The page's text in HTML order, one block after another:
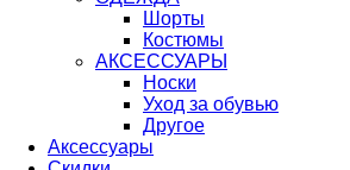
Шорты
Костюмы
АКСЕССУАРЫ
Носки
Уход за обувью
Другое
Аксессуары